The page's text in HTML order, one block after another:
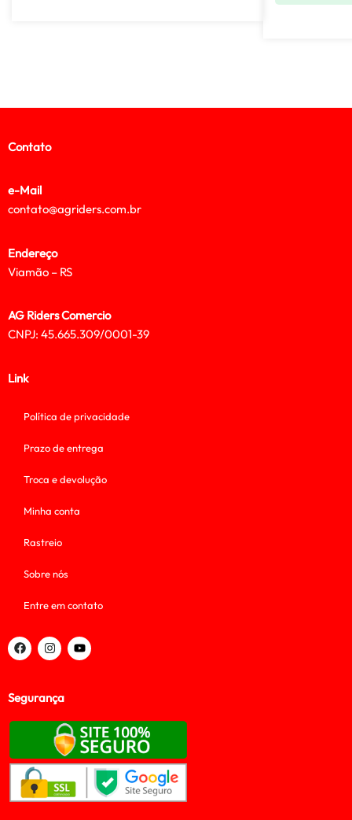
Contato
e-Mail
contato@agriders.com.br
Endereço
Viamão – RS
AG Riders Comercio
CNPJ: 45.665.309/0001-39
Link
Política de privacidade
Prazo de entrega
Troca e devolução
Minha conta
Rastreio
Sobre nós
Entre em contato
Segurança